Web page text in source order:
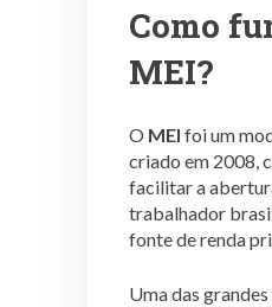
Como
MEI?
O MEI foi um
criado em 2008,
facilitar a
trabalhador
fonte de renda
Uma das